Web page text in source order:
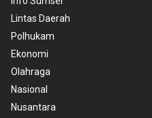
Lintas Daerah
Polhukam
Ekonomi
Olahraga
Nasional
Nusantara